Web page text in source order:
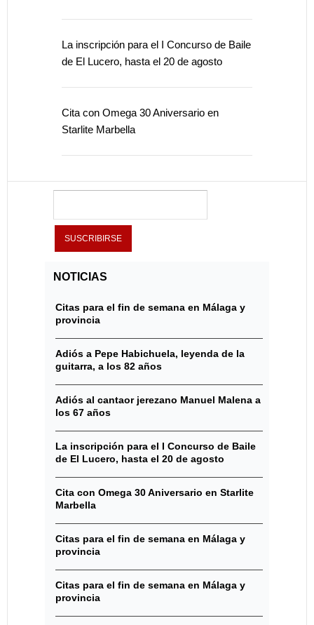
La inscripción para el I Concurso de Baile
de El Lucero, hasta el 20 de agosto
Cita con Omega 30 Aniversario en
Starlite Marbella
NOTICIAS
Citas para el fin de semana en Málaga y
provincia
Adiós a Pepe Habichuela, leyenda de la
guitarra, a los 82 años
Adiós al cantaor jerezano Manuel Malena a
los 67 años
La inscripción para el I Concurso de Baile
de El Lucero, hasta el 20 de agosto
Cita con Omega 30 Aniversario en Starlite
Marbella
Citas para el fin de semana en Málaga y
provincia
Citas para el fin de semana en Málaga y
provincia